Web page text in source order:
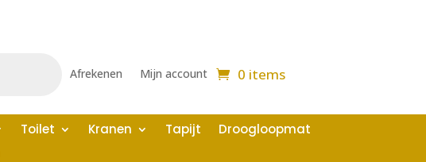
Afrekenen Mijn account 0 items
Toilet Kranen Tapijt
Droogloopmat